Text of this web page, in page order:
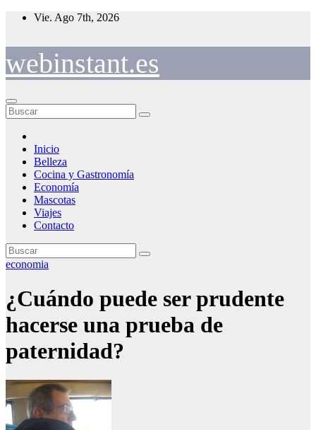
Saltar
Vie. Ago 7th, 2026
webinstant.es
Inicio
Belleza
Cocina y Gastronomía
Economía
Mascotas
Viajes
Contacto
economia
¿Cuándo puede ser prudente
hacerse una prueba de
paternidad?